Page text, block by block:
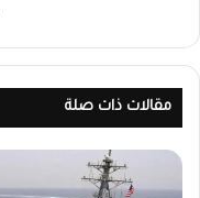
مقالات ذات صلة